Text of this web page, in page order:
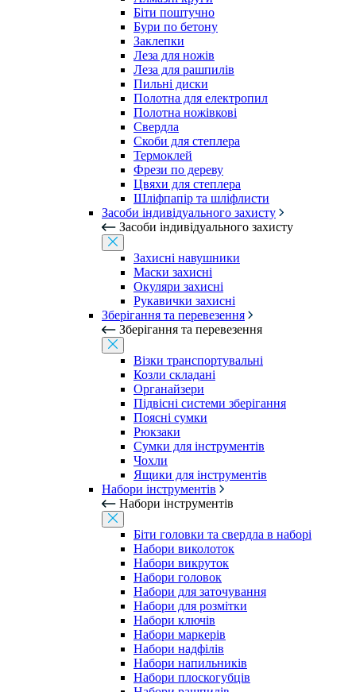
Біти поштучно
Бури по бетону
Заклепки
Леза для ножів
Леза для рашпилів
Пильні диски
Полотна для електропил
Полотна ножівкові
Свердла
Скоби для степлера
Термоклей
Фрези по дереву
Цвяхи для степлера
Шліфпапір та шліфлисти
Засоби індивідуального захисту
Засоби індивідуального захисту
Захисні навушники
Маски захисні
Окуляри захисні
Рукавички захисні
Зберігання та перевезення
Зберігання та перевезення
Візки транспортувальні
Козли складані
Органайзери
Підвісні системи зберігання
Поясні сумки
Рюкзаки
Сумки для інструментів
Чохли
Ящики для інструментів
Набори інструментів
Набори інструментів
Біти головки та свердла в наборі
Набори виколоток
Набори викруток
Набори головок
Набори для заточування
Набори для розмітки
Набори ключів
Набори маркерів
Набори надфілів
Набори напильників
Набори плоскогубців